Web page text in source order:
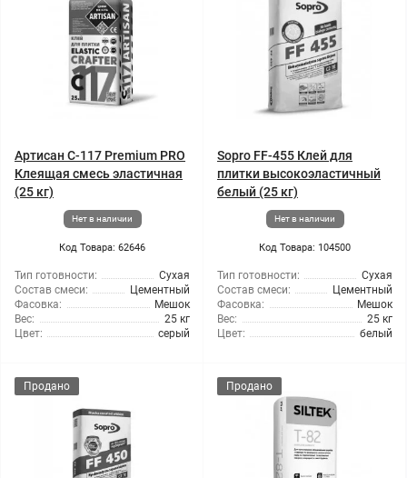
Артисан C-117 Premium PRO
Клеящая смесь эластичная
(25 кг)
Нет в наличии
Код Товара: 62646
Тип готовности:
Сухая
Состав смеси:
Цементный
Фасовка:
Мешок
Вес:
25 кг
Цвет:
серый
Sopro FF-455 Клей для
плитки высокоэластичный
белый (25 кг)
Нет в наличии
Код Товара: 104500
Тип готовности:
Сухая
Состав смеси:
Цементный
Фасовка:
Мешок
Вес:
25 кг
Цвет:
белый
Продано Продано